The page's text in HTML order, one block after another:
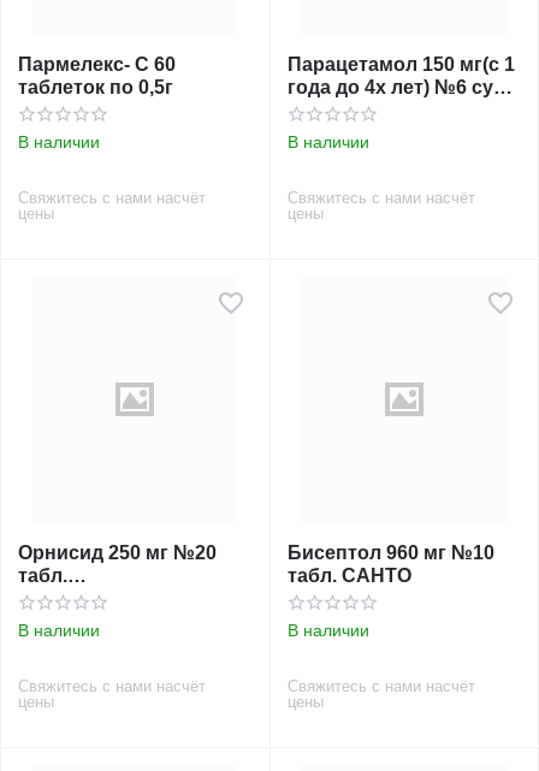
Пармелекс- С 60
таблеток по 0,5г
В наличии
Свяжитесь с нами насчёт
цены
Парацетамол 150 мг(с 1
года до 4х лет) №6 супп
ВИВА ФАРМ
В наличии
Свяжитесь с нами насчёт
цены
Орнисид 250 мг №20
табл.
ФИКСИРОВАННАЯ
ЦЕНА
В наличии
Свяжитесь с нами насчёт
цены
Бисептол 960 мг №10
табл. САНТО
В наличии
Свяжитесь с нами насчёт
цены